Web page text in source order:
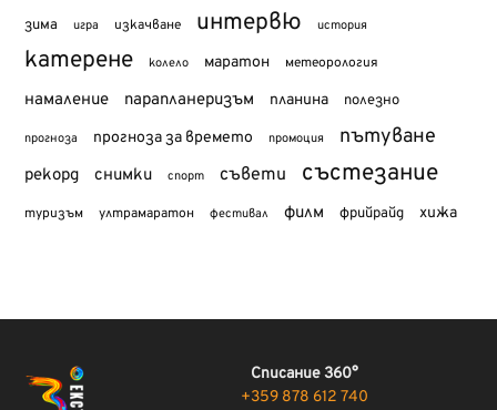
зима игра изкачване интервю история
катерене колело маратон метеорология
намаление парапланеризъм планина полезно
прогноза прогноза за времето промоция пътуване
рекорд снимки спорт съвети състезание
туризъм ултрамаратон фестивал филм фрийрайд хижа
Списание 360°
+359 878 612 740